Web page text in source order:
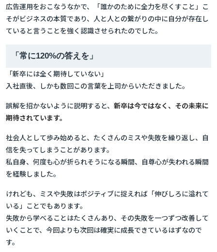
広告運用をおこなうなかで、「誰かのために全力を尽くすこと」こ
そがビジネスの本質であり、人と人との繋がりの中に自分が存在し
ていると言うことを強く認識させられたのでした。
「常に120%の答えを」
「新卒には全く期待していない」
入社直後、しかも数回この言葉を上司からいただきました。
誤解を招かないように説明すると、 新卒は今ではなく、その未来に
期待されています。
社会人として歩み始めると、たくさんのミスや失敗を繰り返し、自
信を失ってしまうことがあります。
私自身、何度も心が折られそうになる瞬間、自尊心が失われる瞬間
を経験しました。
けれども、ミスや失敗はポジティブに捉えれば「伸びしろに溢れて
いる」ことでもあります。
失敗から学べることはたくさんあり、その失敗を一つずつ改善して
いくことで、今回よりも次回は確実に成長できているはずなので
す。